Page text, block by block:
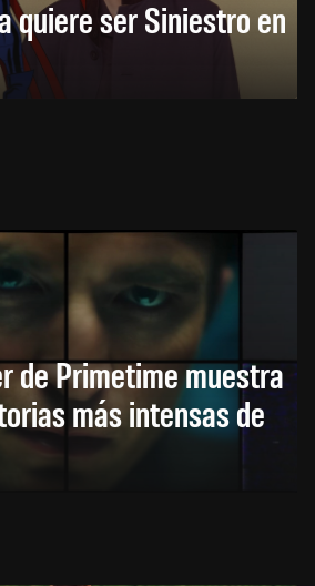
quiere ser Siniestro en
de Primetime muestra
más intensas de